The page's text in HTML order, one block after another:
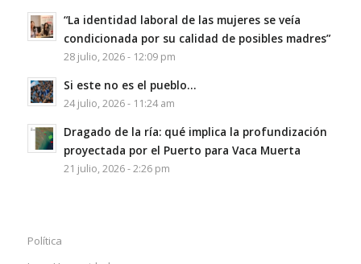
“La identidad laboral de las mujeres se veía
condicionada por su calidad de posibles madres”
28 julio, 2026 - 12:09 pm
Si este no es el pueblo…
24 julio, 2026 - 11:24 am
Dragado de la ría: qué implica la profundización
proyectada por el Puerto para Vaca Muerta
21 julio, 2026 - 2:26 pm
Política